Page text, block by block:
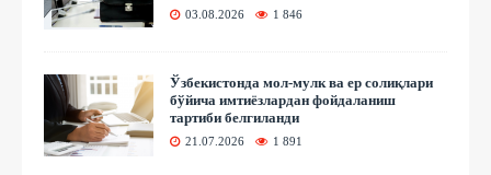
03.08.2026 1 846
Ўзбекистонда мол-мулк ва ер солиқлари
бўйича имтиёзлардан фойдаланиш
тартиби белгиланди
21.07.2026 1 891